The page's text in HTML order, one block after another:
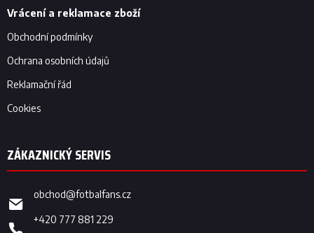
Vrácení a reklamace zboží
Obchodní podmínky
Ochrana osobních údajů
Reklamační řád
Cookies
obchod@fotbalfans.cz
+420 777 881 229